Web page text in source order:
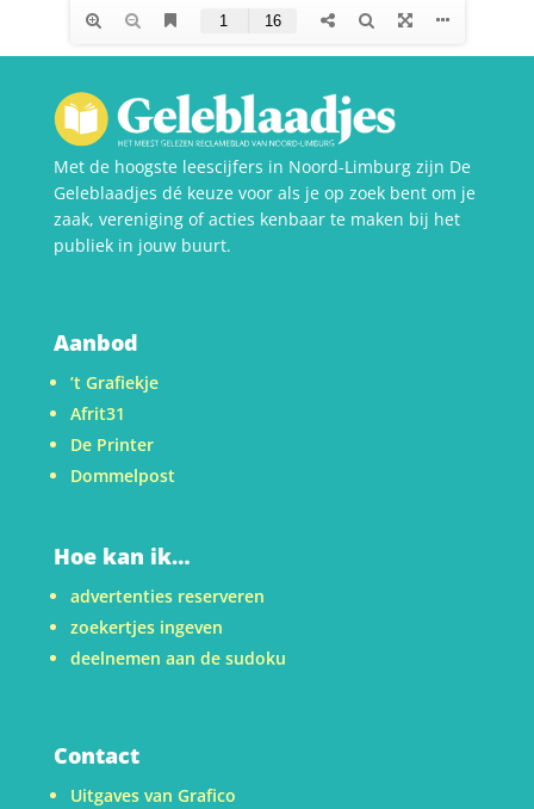
Met de hoogste leescijfers in Noord-Limburg zijn De
Geleblaadjes dé keuze voor als je op zoek bent om je
zaak, vereniging of acties kenbaar te maken bij het
publiek in jouw buurt.
Aanbod
’t Grafiekje
Afrit31
De Printer
Dommelpost
Hoe kan ik…
advertenties reserveren
zoekertjes ingeven
deelnemen aan de sudoku
Contact
Uitgaves van Grafico